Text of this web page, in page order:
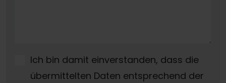
Ich bin damit einverstanden, dass die
übermittelten Daten entsprechend der